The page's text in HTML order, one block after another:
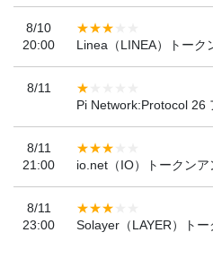
8/10
20:00
Linea（LINEA）トーク
8/11
Pi Network:Protocol 26
8/11
21:00
io.net（IO）トークンア
8/11
23:00
Solayer（LAYER）トー